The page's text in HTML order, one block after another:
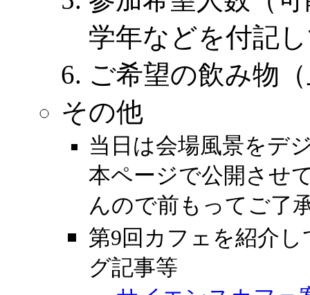
学年などを付記
ご希望の飲み物
その他
当日は会場風景をデ
本ページで公開させ
んので前もってご了
第9回カフェを紹介
グ記事等